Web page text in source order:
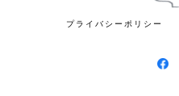
プライバシーポリシー